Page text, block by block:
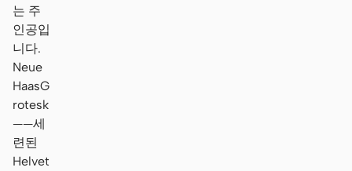
는 주
인공입
니다.
Neue
HaasG
rotesk
——세
련된
Helvet